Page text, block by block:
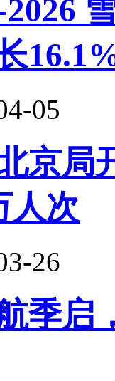
2026
05
京局
人次
26
季启